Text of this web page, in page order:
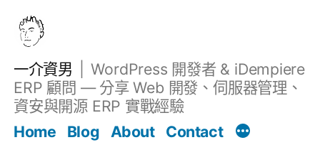
一介資男
WordPress 開發者 & iDempiere
ERP 顧問 — 分享 Web 開發、伺服器管理、
資安與開源 ERP 實戰經驗
Home
Blog About Contact
文章